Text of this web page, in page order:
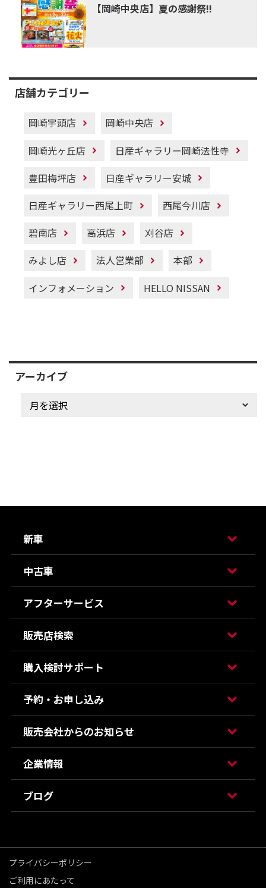
【岡崎中央店】夏の感謝祭!!
店舗カテゴリー
岡崎宇頭店
岡崎中央店
岡崎光ヶ丘店
日産ギャラリー岡崎法性寺
豊田梅坪店
日産ギャラリー安城
日産ギャラリー西尾上町
西尾今川店
碧南店
高浜店
刈谷店
みよし店
法人営業部
本部
インフォメーション
HELLO NISSAN
アーカイブ
新車
中古車
アフターサービス
販売店検索
購入検討サポート
予約・お申し込み
販売会社からのお知らせ
企業情報
ブログ
プライバシーポリシー
ご利用にあたって